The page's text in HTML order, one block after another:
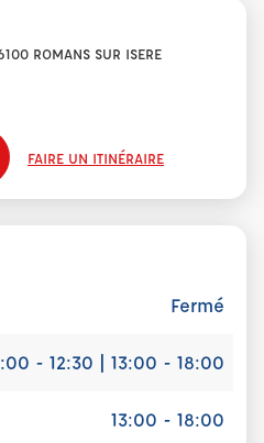
ROMANS SUR ISERE
FAIRE UN ITINÉRAIRE
Fermé
- 12:30 | 13:00 - 18:00
13:00 - 18:00